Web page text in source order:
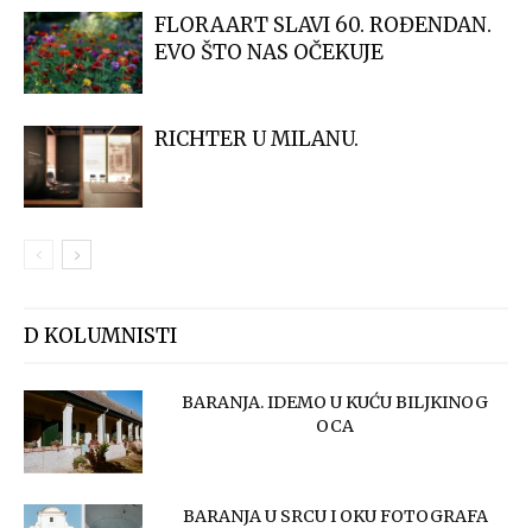
FLORAART SLAVI 60. ROĐENDAN.
EVO ŠTO NAS OČEKUJE
RICHTER U MILANU.
D KOLUMNISTI
BARANJA. IDEMO U KUĆU BILJKINOG
OCA
BARANJA U SRCU I OKU FOTOGRAFA